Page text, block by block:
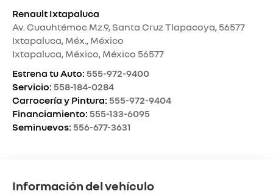
Renault Ixtapaluca
Av. Cuauhtémoc Mz.9, Santa Cruz Tlapacoya, 56577
Ixtapaluca, Méx., México
Ixtapaluca, México, México 56577
Estrena tu Auto: 555-972-9400
Servicio: 558-184-0284
Carrocería y Pintura: 555-972-9404
Financiamiento: 555-133-6095
Seminuevos: 556-677-3631
Información del vehículo